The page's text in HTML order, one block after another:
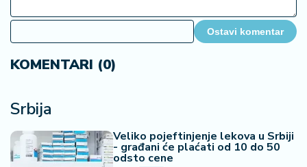
Ostavi komentar
KOMENTARI (0)
Srbija
Veliko pojeftinjenje lekova u Srbiji
- građani će plaćati od 10 do 50
odsto cene